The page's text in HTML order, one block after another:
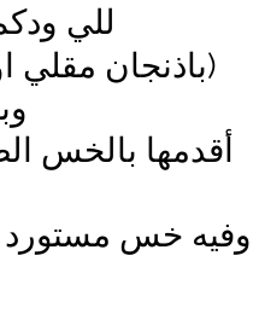
للي
(باذنجان
أقدمها بالخس
وفيه خس مستورد